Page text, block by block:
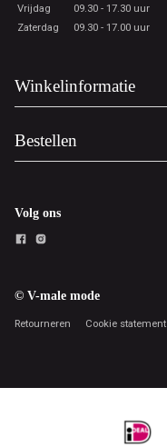
Vrijdag
09.30 - 17.30 uur
Zaterdag
09.30 - 17.00 uur
Winkelinformatie
Bestellen
Volg ons
© V-male mode
Retourneren Cookie statement